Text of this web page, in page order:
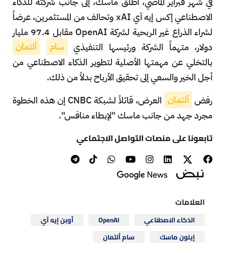
الاصطناعي إكس إيه آي xAI وتحالف من المستثمرين، عرضاً
لشراء الذراع غير الربحية لشركة OpenAI مقابل 97.4 مليار
دولار، متهماً الشركة ورئيسها التنفيذي
سام
ألتمان
بالتخلي عن مهمتها الأصلية لتطوير الذكاء الاصطناعي من
أجل الخير والسعي إلى تحقيق الأرباح بدلاً من ذلك.
رفض ألتمان
العرض، قائلاً لشبكة CNBC إن هذه الخطوة
مجرد جهد من جانب ماسك "لإبطاء منافس".
تابعونا على منصات التواصل الاجتماعي
العلامات
الذكاء الاصطناعي OpenAI
أوبن إيه آي
إيلون ماسك
سام ألتمان